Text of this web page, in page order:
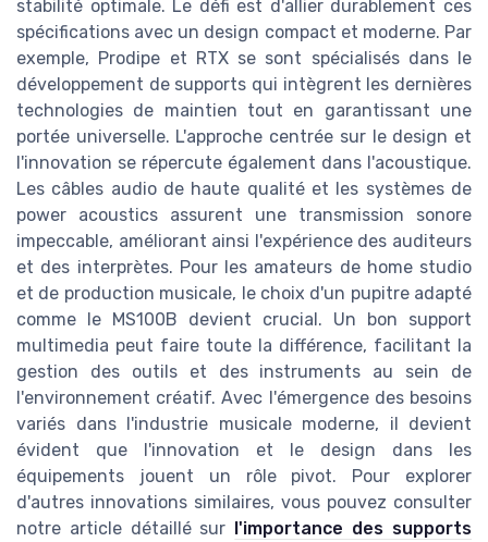
stabilité optimale. Le défi est d'allier durablement ces
spécifications avec un design compact et moderne. Par
exemple, Prodipe et RTX se sont spécialisés dans le
développement de supports qui intègrent les dernières
technologies de maintien tout en garantissant une
portée universelle. L'approche centrée sur le design et
l'innovation se répercute également dans l'acoustique.
Les câbles audio de haute qualité et les systèmes de
power acoustics assurent une transmission sonore
impeccable, améliorant ainsi l'expérience des auditeurs
et des interprètes. Pour les amateurs de home studio
et de production musicale, le choix d'un pupitre adapté
comme le MS100B devient crucial. Un bon support
multimedia peut faire toute la différence, facilitant la
gestion des outils et des instruments au sein de
l'environnement créatif. Avec l'émergence des besoins
variés dans l'industrie musicale moderne, il devient
évident que l'innovation et le design dans les
équipements jouent un rôle pivot. Pour explorer
d'autres innovations similaires, vous pouvez consulter
notre article détaillé sur l'importance des supports